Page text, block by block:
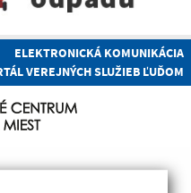
ELEKTRONICKÁ KOMUNIKÁCIA
VEREJNÝCH SLUŽIEB ĽUĎOM